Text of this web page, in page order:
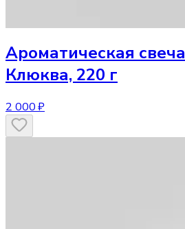
Ароматическая свеча
Клюква, 220 г
2 000 ₽